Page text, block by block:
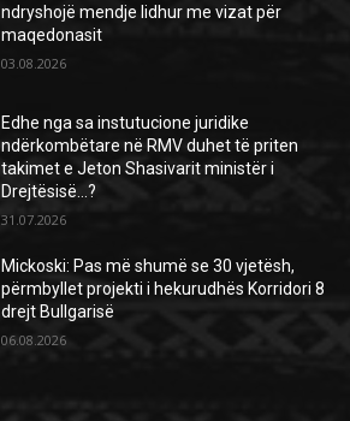
ndryshojë mendje lidhur me vizat për
maqedonasit
03.08.2026
Edhe nga sa instutucione juridike
ndërkombëtare në RMV duhet të priten
takimet e Jeton Shasivarit ministër i
Drejtësisë…?
31.07.2026
Mickoski: Pas më shumë se 30 vjetësh,
përmbyllet projekti i hekurudhës Korridori 8
drejt Bullgarisë
06.08.2026